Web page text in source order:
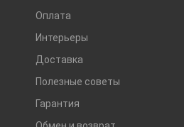
Оплата
Интерьеры
Доставка
Полезные советы
Гарантия